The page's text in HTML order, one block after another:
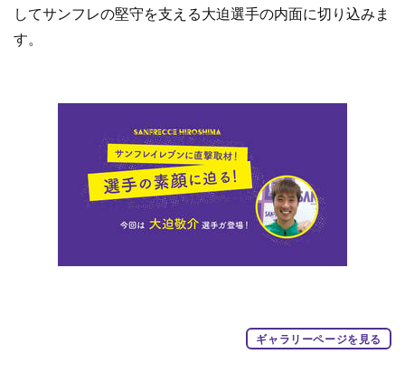
してサンフレの堅守を支える大迫選手の内面に切り込みま
す。
ギャラリーページを見る